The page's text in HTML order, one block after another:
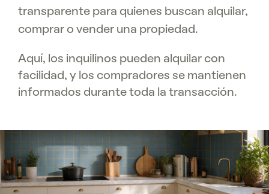
transparente para quienes buscan alquilar,
comprar o vender una propiedad.
Aquí, los inquilinos pueden alquilar con
facilidad, y los compradores se mantienen
informados durante toda la transacción.